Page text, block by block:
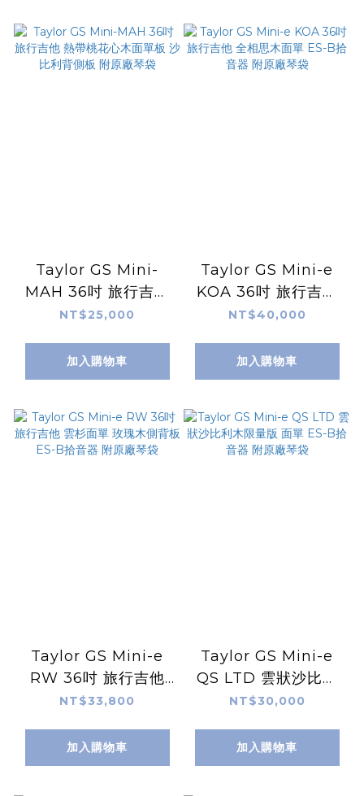
Taylor GS Mini-
MAH 36吋 旅行吉他
熱帶桃花心木面單板
琴袋
NT$25,000
加入購物車
Taylor GS Mini-e
KOA 36吋 旅行吉他
全相思木面單 ES-B拾
NT$40,000
加入購物車
Taylor GS Mini-e
RW 36吋 旅行吉他
雲杉面單 玫瑰木側背
廠琴袋
NT$33,800
加入購物車
Taylor GS Mini-e
QS LTD 雲狀沙比利
木限量版 面單 ES-B
NT$30,000
加入購物車